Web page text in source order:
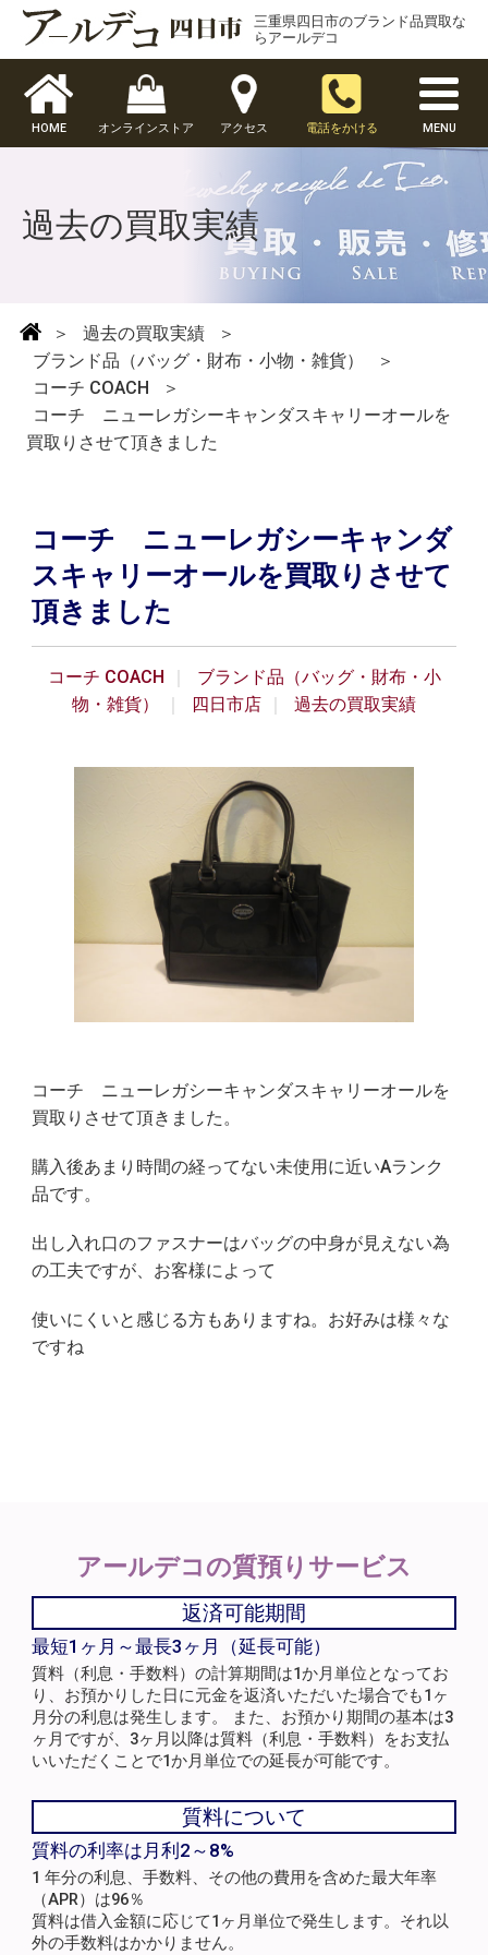
三重県四日市のブランド品買取な
らアールデコ
HOME オンラインストア アクセス 電話をかける MENU
過去の買取実績
＞ 過去の買取実績
＞
ブランド品（バッグ・財布・小物・雑貨）
＞
コーチ COACH
＞
コーチ ニューレガシーキャンダスキャリーオールを
買取りさせて頂きました
コーチ ニューレガシーキャンダ
スキャリーオールを買取りさせて
頂きました
コーチ COACH
ブランド品（バッグ・財布・小
物・雑貨）
四日市店 過去の買取実績
コーチ ニューレガシーキャンダスキャリーオールを
買取りさせて頂きました。
購入後あまり時間の経ってない未使用に近いAランク
品です。
出し入れ口のファスナーはバッグの中身が見えない為
の工夫ですが、お客様によって
使いにくいと感じる方もありますね。お好みは様々な
ですね
アールデコの質預りサービス
返済可能期間
最短1ヶ月～最長3ヶ月（延長可能）
質料（利息・手数料）の計算期間は1か月単位となってお
り、お預かりした日に元金を返済いただいた場合でも1ヶ
月分の利息は発生します。 また、お預かり期間の基本は3
ヶ月ですが、3ヶ月以降は質料（利息・手数料）をお支払
いいただくことで1か月単位での延長が可能です。
質料について
質料の利率は月利2～8%
1 年分の利息、手数料、その他の費用を含めた最大年率
（APR）は96％
質料は借入金額に応じて1ヶ月単位で発生します。それ以
外の手数料はかかりません。